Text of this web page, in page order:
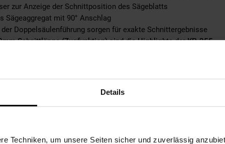
Details
Techniken, um unsere Seiten sicher und zuverlässig
zur Anzeige der Schnittposition des Sägeblatts
Sägeaggregat mit 90° Anschlag
Doppelsäulenführung sorgen für exakte Schnittergebnisse
Schnittlänge (Zugfunktion) sind die Highlights der KP-255
Konstruktion sorgen für einen einfachen Transport
der kompakten Abmessungen
Griff
für maximale Arbeitssicherheit